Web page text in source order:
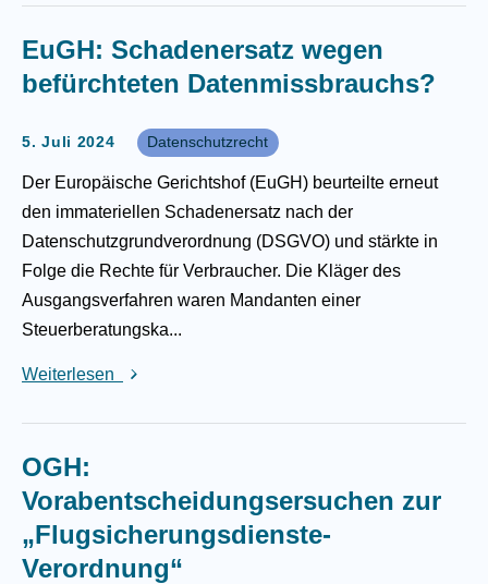
EuGH: Schadenersatz wegen
befürchteten Datenmissbrauchs?
5. Juli 2024 Datenschutzrecht
Der Europäische Gerichtshof (EuGH) beurteilte erneut
den immateriellen Schadenersatz nach der
Datenschutzgrundverordnung (DSGVO) und stärkte in
Folge die Rechte für Verbraucher. Die Kläger des
Ausgangsverfahren waren Mandanten einer
Steuerberatungska...
Weiterlesen
OGH:
Vorabentscheidungsersuchen zur
„Flugsicherungsdienste-
Verordnung“